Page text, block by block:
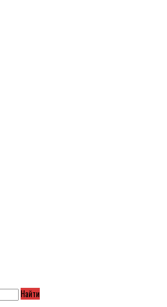
Найти